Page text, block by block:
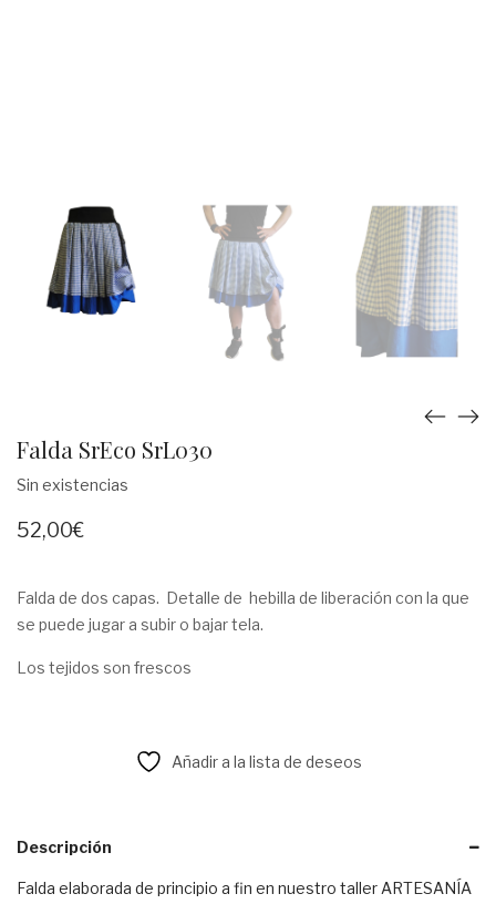
Falda SrEco SrL030
Sin existencias
52,00€
Falda de dos capas. Detalle de hebilla de liberación con la que
se puede jugar a subir o bajar tela.
Los tejidos son frescos
Añadir a la lista de deseos
Descripción
Falda elaborada de principio a fin en nuestro taller ARTESANÍA